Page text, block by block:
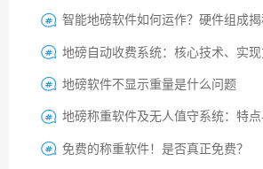
 智能地磅软件如何运作？硬件组成揭
 地磅自动收费系统：核心技术、实
 地磅软件不显示重量是什么问题
 地磅称重软件及无人值守系统：特
 免费的称重软件！是否真正免费？